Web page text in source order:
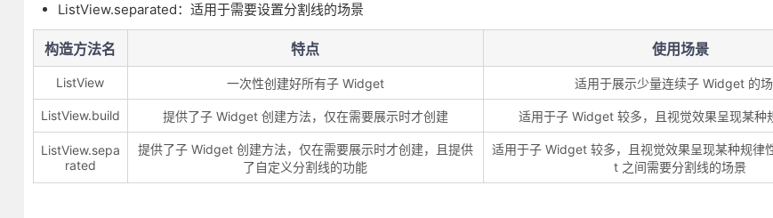
ListView.separated：适用于需要设置分割线的场景
构造方法名 特点 使用场景
ListView 一次性创建好所有子 Widget 适用于展示少量连续子 Widget 的
ListView.build 提供了子 Widget 创建方法，仅在需要展示时才创建 适用于子 Widget 较多，且视觉效果呈现某种
ListView.sepa
rated
提供了子 Widget 创建方法，仅在需要展示时才创建，且提供
了自定义分割线的功能
适用于子 Widget 较多，且视觉效果呈现某种规律
t 之间需要分割线的场景